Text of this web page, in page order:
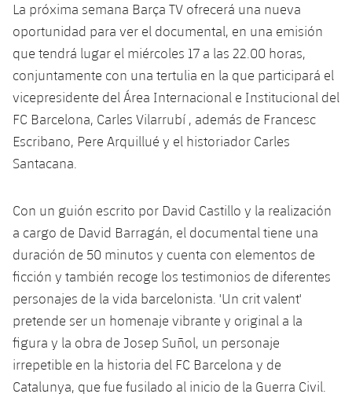
Spotify Camp Nou
Palau Blaugrana
Barça Cafe
La Masia
plusicon
más
Servicios
Servicios Médicos
Accesibilidad
plusicon
más
Acreditaciones
Instalaciones
SUB11 B
SUB10 A
SUB10 B
SUB8 A
SUB8 B
Resultados
Clasificación
Fotos
Historia
Palmarés
Cadete A
Cadete B
Infantil A
Infantil B
Mini
Actualidad
Calendario
Entradas
Resultados
Jugadores
Fotos
Historia
Palmarés
plusicon
más
Actualidad
Calendario
Resultados
Jugadores
Fotos
plusicon
más
Actualidad
Juvenil
Cadete B
Infantil A
Infantil B
PLUSICON
MÁS
Primer equipo
Calendario
Entradas
Resultados
Clasificaciones
Jugadors
Actualidad
Calendario
Resultados
Clasificaciones
Base
Actualidad
Juvenil
Cadete
Infantil
Campus Verano
PLUSICON
MÁS
Primer equipo
plusicon
más
La próxima semana Barça TV ofrecerá una nueva
oportunidad para ver el documental, en una emisión
que tendrá lugar el miércoles 17 a las 22.00 horas,
conjuntamente con una tertulia en la que participará el
vicepresidente del Área Internacional e Institucional del
FC Barcelona, Carles Vilarrubí , además de Francesc
Escribano, Pere Arquillué y el historiador Carles
Santacana.
Con un guión escrito por David Castillo y la realización
a cargo de David Barragán, el documental tiene una
duración de 50 minutos y cuenta con elementos de
ficción y también recoge los testimonios de diferentes
personajes de la vida barcelonista. 'Un crit valent'
pretende ser un homenaje vibrante y original a la
figura y la obra de Josep Suñol, un personaje
irrepetible en la historia del FC Barcelona y de
Catalunya, que fue fusilado al inicio de la Guerra Civil.